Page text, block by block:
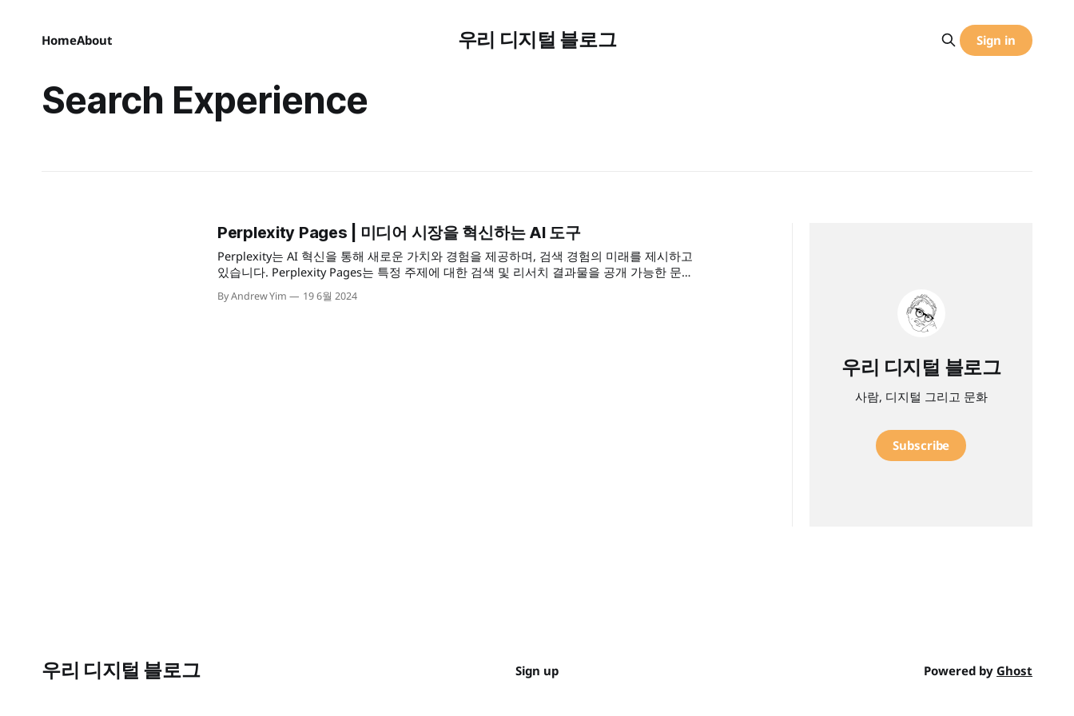
우리 디지털 블로그
HomeAbout Sign in
Search Experience
Perplexity Pages | 미디어 시장을 혁신하는 AI 도구
Perplexity는 AI 혁신을 통해 새로운 가치와 경험을 제공하며, 검색 경험의 미래를 제시하고
있습니다. Perplexity Pages는 특정 주제에 대한 검색 및 리서치 결과물을 공개 가능한 문서
로 손쉽게 전환해주는 혁신적인 도구로, 콘텐츠 생산성을 근본적으로 재고하게 합니다. 이
도구는 복잡한 정보를 간단하고 이해하기 쉽게 정리하며, 다양한 멀티미디어 요소를 활용하
By Andrew Yim 19 6월 2024
우리 디지털 블로그
사람, 디지털 그리고 문화
Subscribe
우리 디지털 블로그 Sign up Powered by Ghost